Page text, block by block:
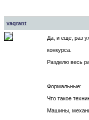
vagrant
Да, и еще, раз
конкурса.
Разделю весь
Формальные:
Что такое
Машины,